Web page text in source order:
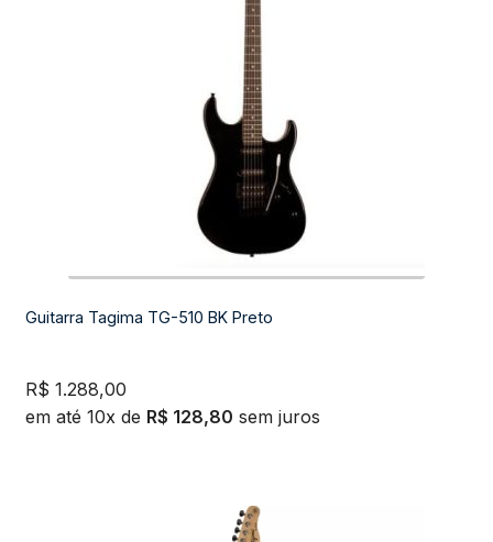
Guitarra Tagima TG-510 BK Preto
R$ 1.288,00
em até 10x de R$ 128,80 sem juros